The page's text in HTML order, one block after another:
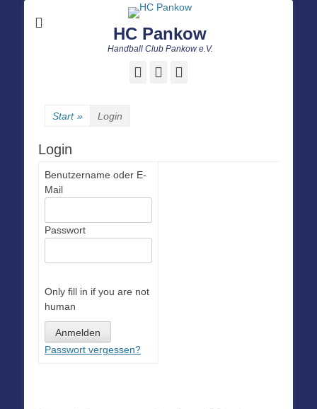
HC Pankow
Handball Club Pankow e.V.
Facebook
Start » Login
Login
Benutzername oder E-
Mail
Passwort
Only fill in if you are not
human
Passwort vergessen?